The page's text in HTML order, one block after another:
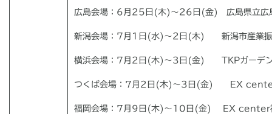
広島会場：6月25日(木)～26日(金) 広島県立広
新潟会場： 7 月 1 日 (水) ～2 日 (木) 新潟市産業振
横浜会場： 7 月 2 日 (木) ～3 日 (金) TKPガーデ
つくば会場： 7 月 2 日 (木) ～3 日 (金) EX
福岡会場： 7 月 9 日 (木) ～ 10 日 (金) EX center